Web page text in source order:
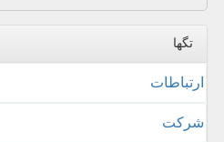
تگها
ارتباطات
شركت